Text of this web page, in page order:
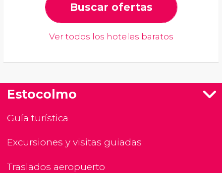
Buscar ofertas
Ver todos los hoteles baratos
Estocolmo
Guía turística
Excursiones y visitas guiadas
Traslados aeropuerto